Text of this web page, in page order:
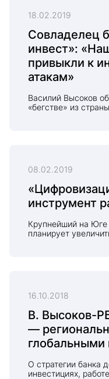
18.02.2019
Совладелец
инвест»:
привыкли к
атакам»
Василий Высоков
«бегстве» из
08.02.2019
инструмент
Крупнейший на Юге
планирует
16.10.2018
В. Высоков-
—
глобальными
О стратегии банка
инвестициях,